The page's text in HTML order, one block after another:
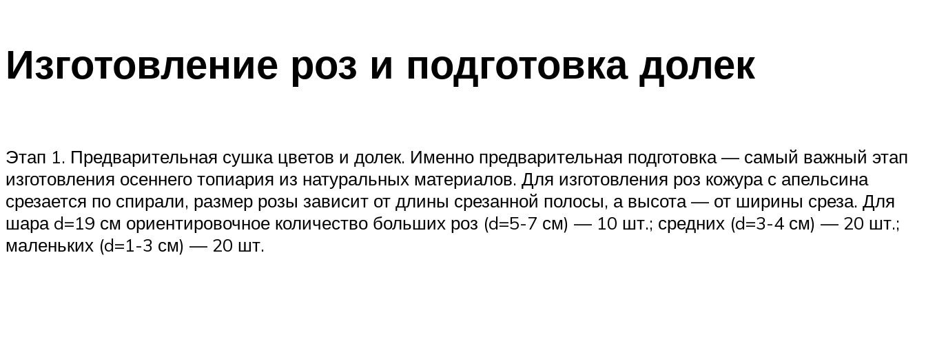
Изготовление роз и подготовка долек
Этап 1. Предварительная сушка цветов и долек. Именно предварительная подготовка — самый важный этап
изготовления осеннего топиария из натуральных материалов. Для изготовления роз кожура с апельсина
срезается по спирали, размер розы зависит от длины срезанной полосы, а высота — от ширины среза. Для
шара d=19 см ориентировочное количество больших роз (d=5-7 см) — 10 шт.; средних (d=3-4 см) — 20 шт.;
маленьких (d=1-3 см) — 20 шт.